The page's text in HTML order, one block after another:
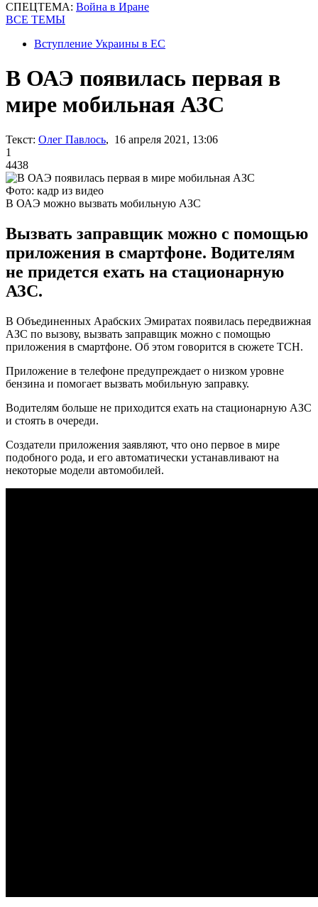
СПЕЦТЕМА: Война в Иране
ВСЕ ТЕМЫ
Вступление Украины в ЕС
В ОАЭ появилась первая в
мире мобильная АЗС
Текст: Олег Павлось, 16 апреля 2021, 13:06
1
4438
Фото: кадр из видео
В ОАЭ можно вызвать мобильную АЗС
Вызвать заправщик можно с помощью
приложения в смартфоне. Водителям
не придется ехать на стационарную
АЗС.
В Объединенных Арабских Эмиратах появилась передвижная
АЗС по вызову, вызвать заправщик можно с помощью
приложения в смартфоне. Об этом говорится в сюжете ТСН.
Приложение в телефоне предупреждает о низком уровне
бензина и помогает вызвать мобильную заправку.
Водителям больше не приходится ехать на стационарную АЗС
и стоять в очереди.
Создатели приложения заявляют, что оно первое в мире
подобного рода, и его автоматически устанавливают на
некоторые модели автомобилей.